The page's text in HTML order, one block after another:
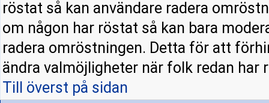
röstat så kan användare radera
om någon har röstat så kan bara
radera omröstningen. Detta för att
ändra valmöjligheter när folk redan har
Till överst på sidan